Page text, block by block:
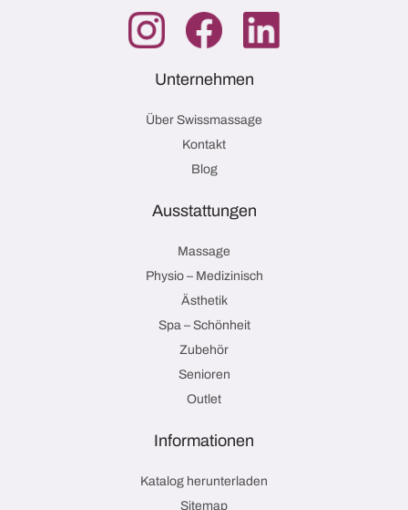
Unternehmen
Über Swissmassage
Kontakt
Blog
Ausstattungen
Massage
Physio – Medizinisch
Ästhetik
Spa – Schönheit
Zubehör
Senioren
Outlet
Informationen
Katalog herunterladen
Sitemap